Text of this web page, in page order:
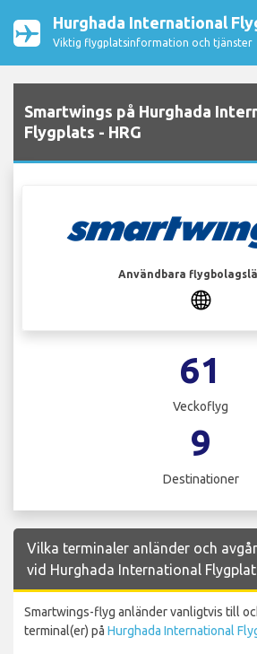
Hurghada International
Viktig flygplatsinformation och tjänster
Smartwings på Hurghada
Flygplats - HRG
Användbara
61
Veckoflyg
9
Destinationer
Vilka terminaler anländer och
vid Hurghada International
Smartwings-flyg anländer vanligtvis till
terminal(er) på Hurghada International